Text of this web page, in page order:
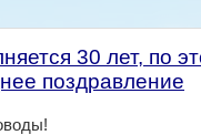
30 лет, по
поздравление